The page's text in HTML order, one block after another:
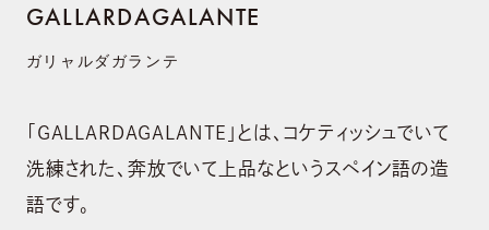
GALLARDAGALANTE
ガリャルダガランテ
「GALLARDAGALANTE」とは、コケティッシュでいて
洗練された、奔放でいて上品なというスペイン語の造
語です。